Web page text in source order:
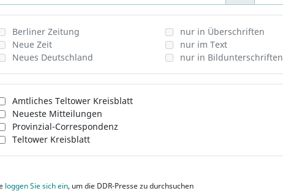
Berliner Zeitung
Neue Zeit
Neues Deutschland
nur in Überschriften
nur im Text
nur in Bildunterschriften
Amtliches Teltower Kreisblatt
Neueste Mitteilungen
Provinzial-Correspondenz
Teltower Kreisblatt
loggen Sie sich ein, um die DDR-Presse zu durchsuchen